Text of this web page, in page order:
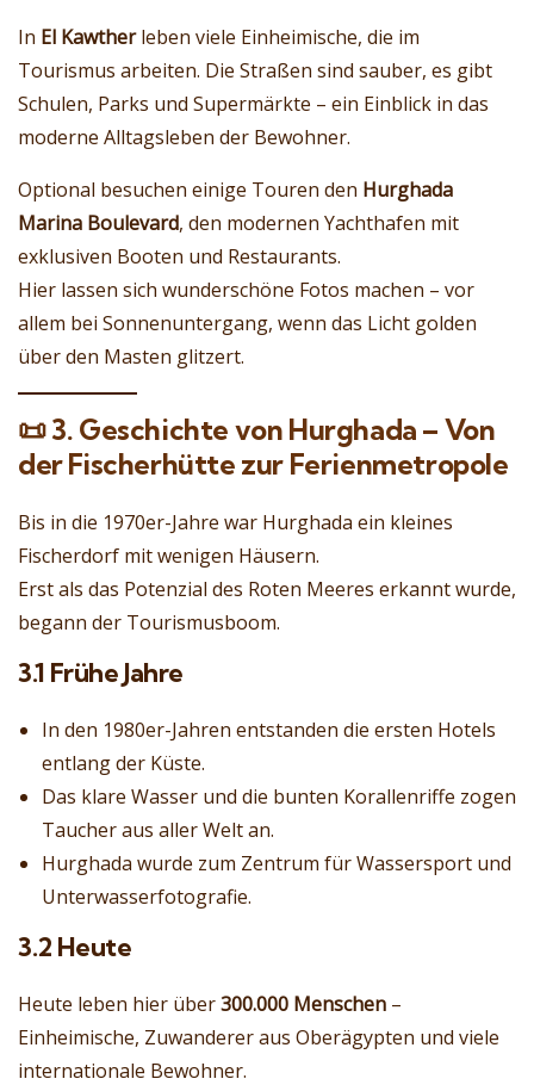
In El Kawtherleben viele Einheimische, die im
Tourismus arbeiten. Die Straßen sind sauber, es gibt
Schulen, Parks und Supermärkte – ein Einblick in das
moderne Alltagsleben der Bewohner.
Optional besuchen einige Touren den Hurghada
Marina Boulevard, den modernen Yachthafen mit
exklusiven Booten und Restaurants.
Hier lassen sich wunderschöne Fotos machen – vor
allem bei Sonnenuntergang, wenn das Licht golden
über den Masten glitzert.
📜3. Geschichte von Hurghada – Von
der Fischerhütte zur Ferienmetropole
Bis in die 1970er-Jahre war Hurghada ein kleines
Fischerdorf mit wenigen Häusern.
Erst als das Potenzial des Roten Meeres erkannt wurde,
begann der Tourismusboom.
3.1 Frühe Jahre
In den 1980er-Jahren entstanden die ersten Hotels
entlang der Küste.
Das klare Wasser und die bunten Korallenriffe zogen
Taucher aus aller Welt an.
Hurghada wurde zum Zentrum für Wassersport und
Unterwasserfotografie.
3.2 Heute
Heute leben hier über300.000 Menschen –
Einheimische, Zuwanderer aus Oberägypten und viele
internationale Bewohner.